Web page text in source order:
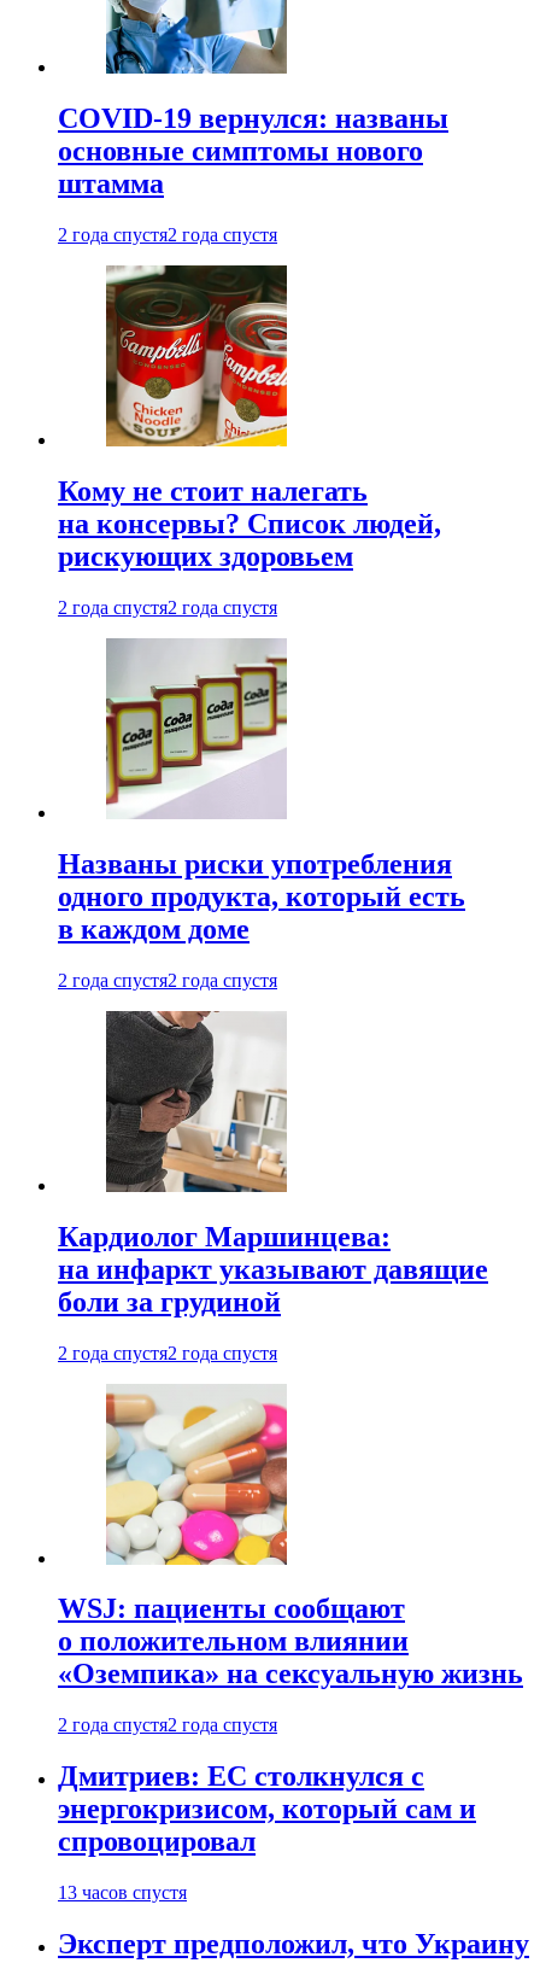
COVID-19 вернулся: названы
основные симптомы нового
штамма
2 года спустя2 года спустя
Кому не стоит налегать
на консервы? Список людей,
рискующих здоровьем
2 года спустя2 года спустя
Названы риски употребления
одного продукта, который есть
в каждом доме
2 года спустя2 года спустя
Кардиолог Маршинцева:
на инфаркт указывают давящие
боли за грудиной
2 года спустя2 года спустя
WSJ: пациенты сообщают
о положительном влиянии
«Оземпика» на сексуальную жизнь
2 года спустя2 года спустя
Дмитриев: ЕС столкнулся с
энергокризисом, который сам и
спровоцировал
13 часов спустя
Эксперт предположил, что Украину